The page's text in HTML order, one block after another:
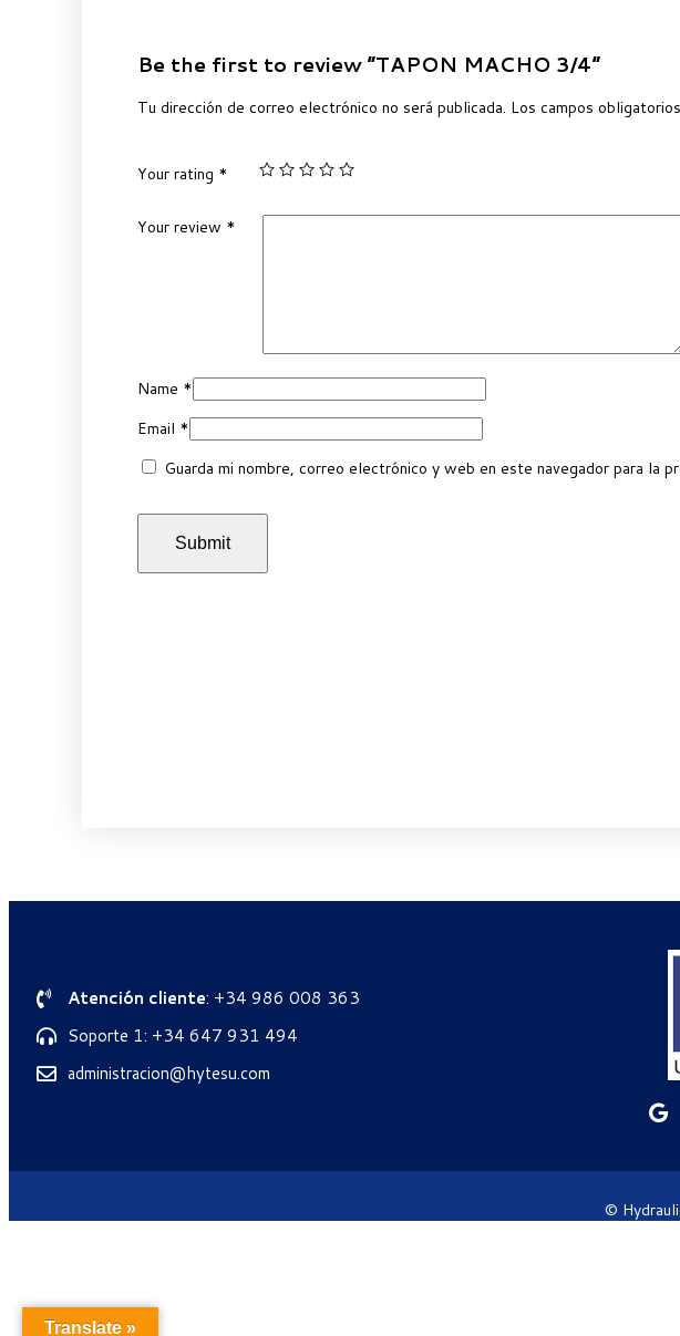
Be the first to review “TAPON MACHO 3/4”
Tu dirección de correo electrónico no será publicada. Los campos
Your rating *
Your review *
Name *
Email *
Guarda mi nombre, correo electrónico y web en este navegador para la
Atención cliente: +34 986 008 363
Soporte 1: +34 647 931 494
administracion@hytesu.com
©
Translate »